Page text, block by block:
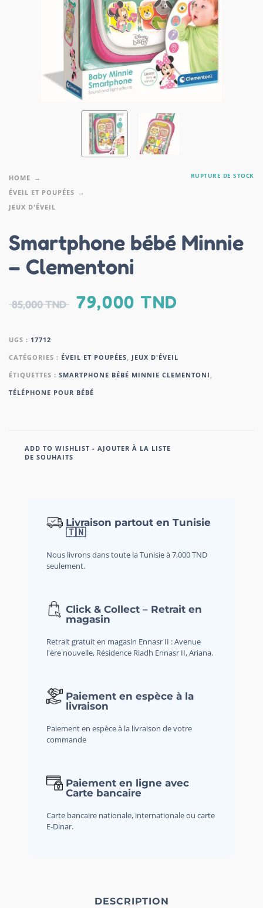
HOME
ÉVEIL ET POUPÉES
JEUX D'ÉVEIL
RUPTURE DE STOCK
Smartphone bébé Minnie
– Clementoni
85,000TND 79,000 TND
UGS : 17712
CATÉGORIES : ÉVEIL ET POUPÉES
JEUX D'ÉVEIL
ÉTIQUETTES : SMARTPHONE BÉBÉ MINNIE CLEMENTONI
TÉLÉPHONE POUR BÉBÉ
ADD TO WISHLIST - AJOUTER À LA LISTE
DE SOUHAITS
Livraison partout en Tunisie
🇹🇳
Nous livrons dans toute la Tunisie à 7,000 TND
seulement.
Click & Collect – Retrait en
magasin
Retrait gratuit en magasin Ennasr II : Avenue
l'ère nouvelle, Résidence Riadh Ennasr II, Ariana.
Paiement en espèce à la
livraison
Paiement en espèce à la livraison de votre
commande
Paiement en ligne avec
Carte bancaire
Carte bancaire nationale, internationale ou carte
E-Dinar.